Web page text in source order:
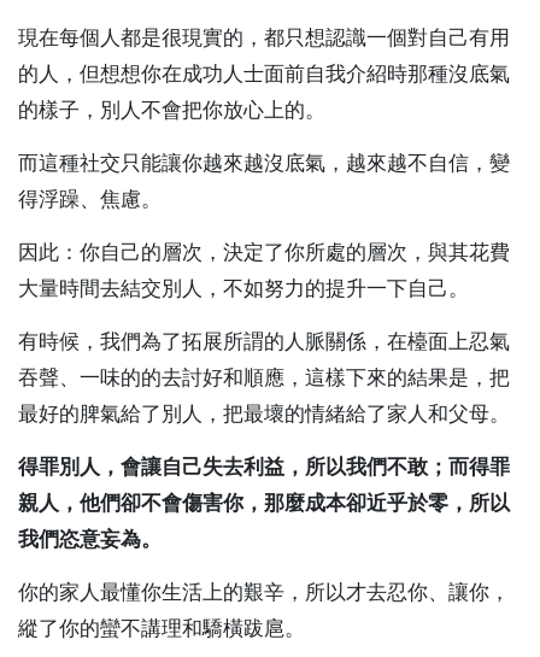
現在每個人都是很現實的，都只想認識一個對自己有用
的人，但想想你在成功人士面前自我介紹時那種沒底氣
的樣子，別人不會把你放心上的。
而這種社交只能讓你越來越沒底氣，越來越不自信，變
得浮躁、焦慮。
因此：你自己的層次，決定了你所處的層次，與其花費
大量時間去結交別人，不如努力的提升一下自己。
有時候，我們為了拓展所謂的人脈關係，在檯面上忍氣
吞聲、一味的的去討好和順應，這樣下來的結果是，把
最好的脾氣給了別人，把最壞的情緒給了家人和父母。
得罪別人，會讓自己失去利益，所以我們不敢；而得罪
親人，他們卻不會傷害你，那麼成本卻近乎於零，所以
我們恣意妄為。
你的家人最懂你生活上的艱辛，所以才去忍你、讓你，
縱了你的蠻不講理和驕橫跋扈。